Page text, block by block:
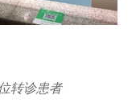
转诊患者